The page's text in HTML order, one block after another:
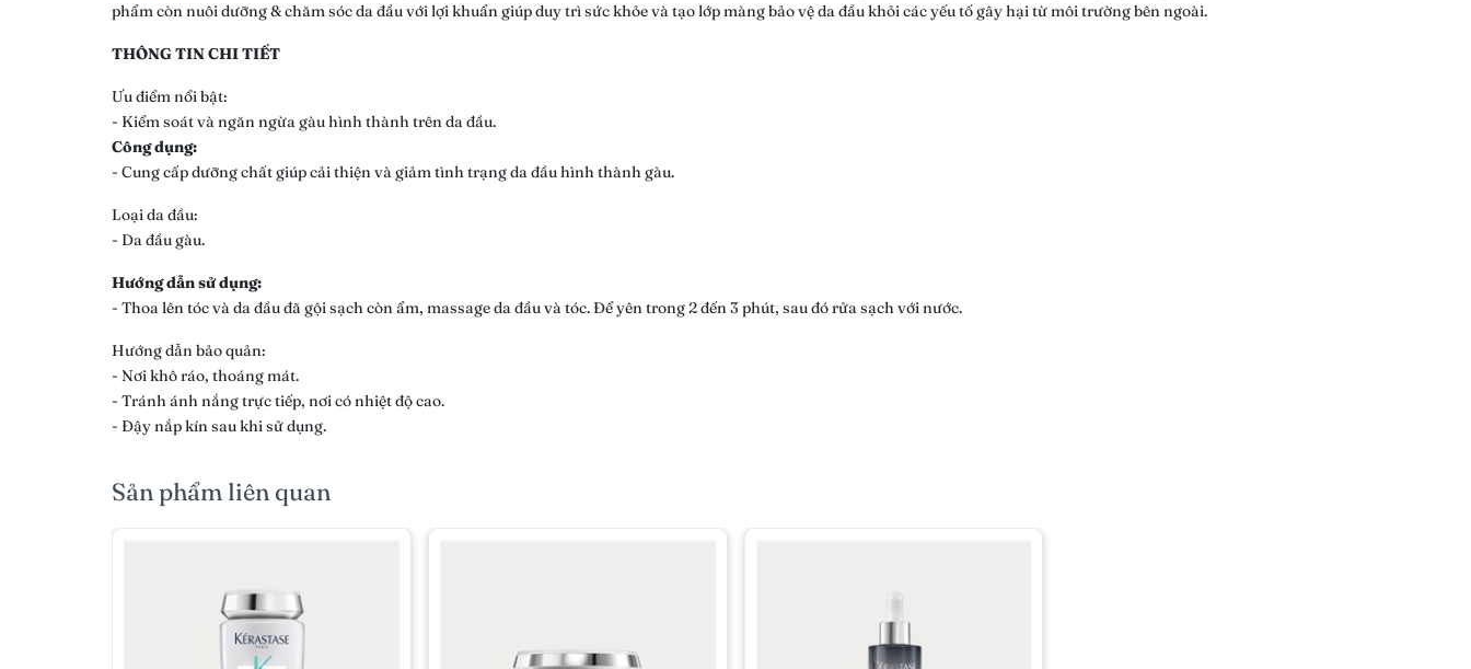
phẩm còn nuôi dưỡng & chăm sóc da đầu với lợi khuẩn giúp duy trì sức khỏe và tạo lớp màng bảo vệ da đầu khỏi các yếu tố gây hại từ môi trường bên ngoài.
THÔNG TIN CHI TIẾT
Ưu điểm nổi bật:
- Kiểm soát và ngăn ngừa gàu hình thành trên da đầu.
Công dụng:
- Cung cấp dưỡng chất giúp cải thiện và giảm tình trạng da đầu hình thành gàu.
Loại da đầu:
- Da đầu gàu.
Hướng dẫn sử dụng:
- Thoa lên tóc và da đầu đã gội sạch còn ẩm, massage da đầu và tóc. Để yên trong 2 đến 3 phút, sau đó rửa sạch với nước.
Hướng dẫn bảo quản:
- Nơi khô ráo, thoáng mát.
- Tránh ánh nắng trực tiếp, nơi có nhiệt độ cao.
- Đậy nắp kín sau khi sử dụng.
Sản phẩm liên quan